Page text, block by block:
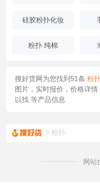
硅胶粉扑化妆
粉扑 纯棉
搜好货网为您找到51条 粉
图片，实时报价，价格详情
以找 等产品信息
粉扑
网站